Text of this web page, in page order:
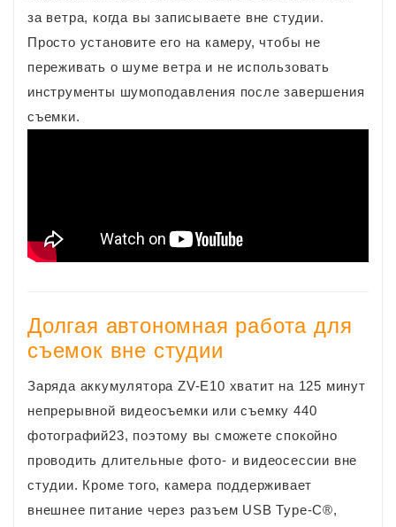
за ветра, когда вы записываете вне студии.
Просто установите его на камеру, чтобы не
переживать о шуме ветра и не использовать
инструменты шумоподавления после завершения
съемки.
Долгая автономная работа для
съемок вне студии
Заряда аккумулятора ZV-E10 хватит на 125 минут
непрерывной видеосъемки или съемку 440
фотографий23, поэтому вы сможете спокойно
проводить длительные фото- и видеосессии вне
студии. Кроме того, камера поддерживает
внешнее питание через разъем USB Type-C®,